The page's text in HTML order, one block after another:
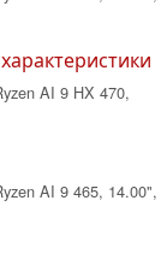
AI 9 HX 470,
AI 9 465, 14.00",